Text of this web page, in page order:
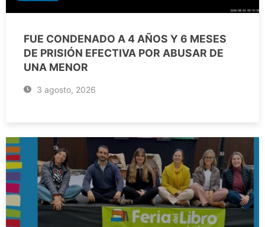
FUE CONDENADO A 4 AÑOS Y 6 MESES
DE PRISIÓN EFECTIVA POR ABUSAR DE
UNA MENOR
3 agosto, 2026